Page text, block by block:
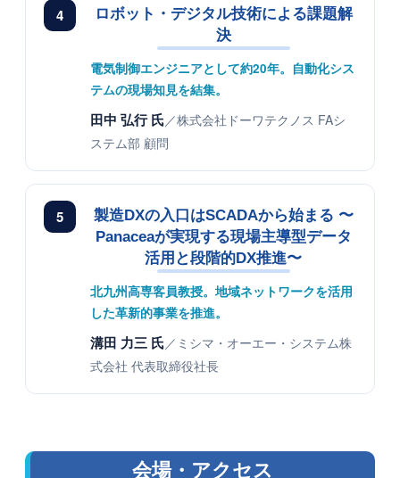
4
ロボット・デジタル技術による課題解
決
電気制御エンジニアとして約20年。自動化シス
テムの現場知見を結集。
田中 弘行 氏／株式会社ドーワテクノス FAシ
ステム部 顧問
5
製造DXの入口はSCADAから始まる 〜
Panaceaが実現する現場主導型データ
活用と段階的DX推進〜
北九州高専客員教授。地域ネットワークを活用
した革新的事業を推進。
溝田 力三 氏／ミシマ・オーエー・システム株
式会社 代表取締役社長
会場・アクセス